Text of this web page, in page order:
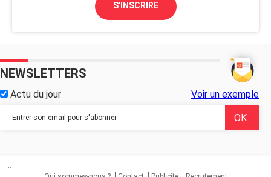
S'INSCRIRE
NEWSLETTERS
Actu du jour Voir un exemple
...